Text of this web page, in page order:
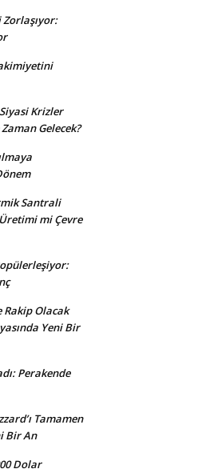
Krizler
Gelecek?
Santrali
mi Çevre
Rakip Olacak
Yeni Bir
Perakende
Tamamen
Bir An
Dolar